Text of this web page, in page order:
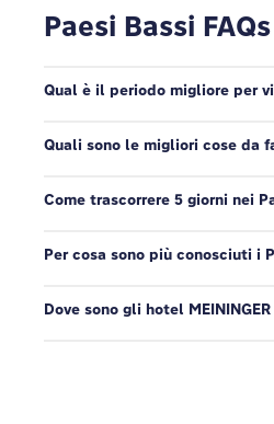
Paesi Bassi FAQs
Qual è il periodo migliore per
Quali sono le migliori cose da
Come trascorrere 5 giorni nei
Per cosa sono più conosciuti i
Dove sono gli hotel